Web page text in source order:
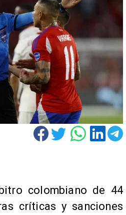
colombiano de 44
críticas y sanciones